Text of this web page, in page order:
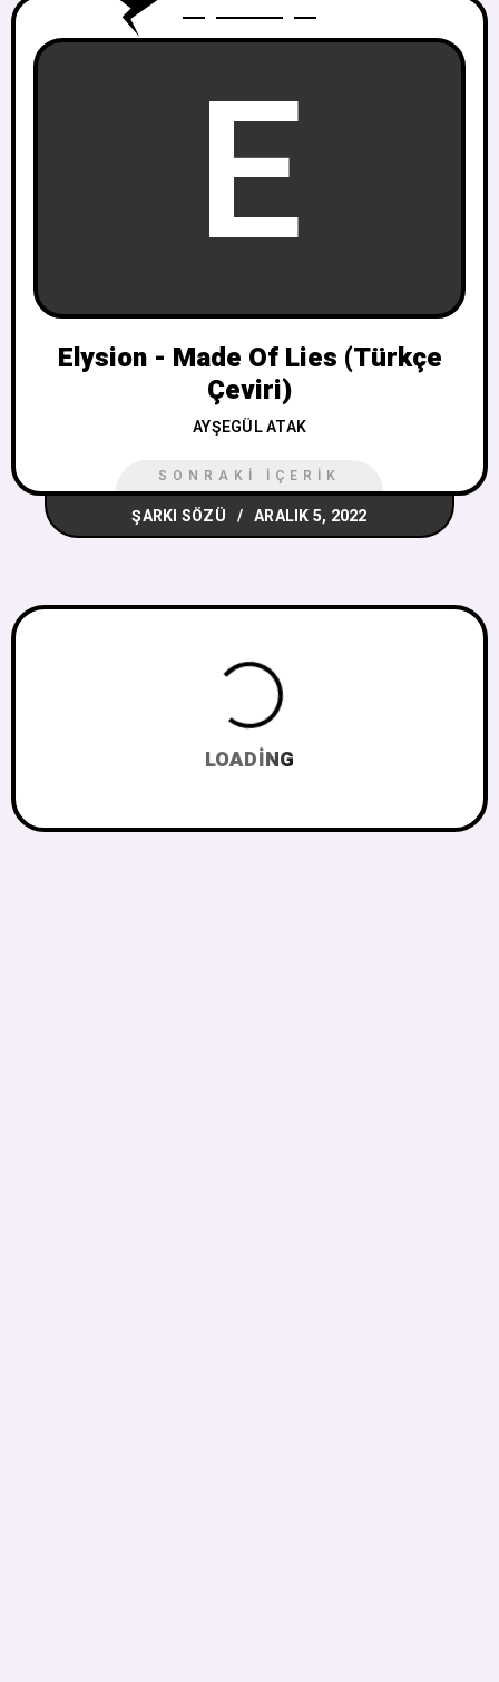
E
Elysion - Made Of Lies (Türkçe
Çeviri)
AYŞEGÜL ATAK
SONRAKI İÇERIK
ŞARKI SÖZÜ ARALIK 5, 2022
LOADING